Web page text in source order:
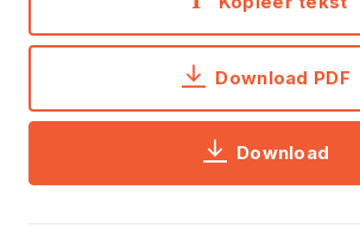
Download PDF
Download